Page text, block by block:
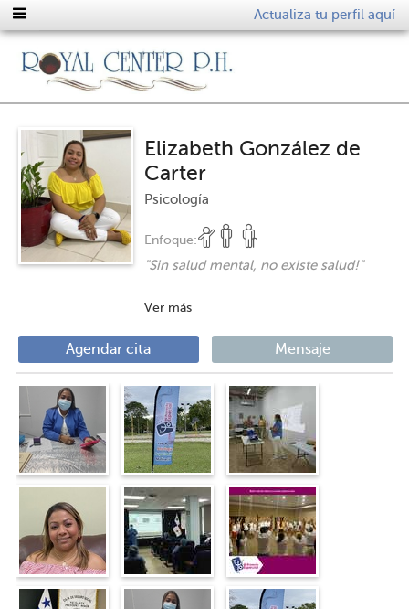
Actualiza tu perfil aquí
Elizabeth González de
Carter
Psicología
Enfoque:
"Sin salud mental, no existe salud!"
Ver más
Agendar cita Mensaje